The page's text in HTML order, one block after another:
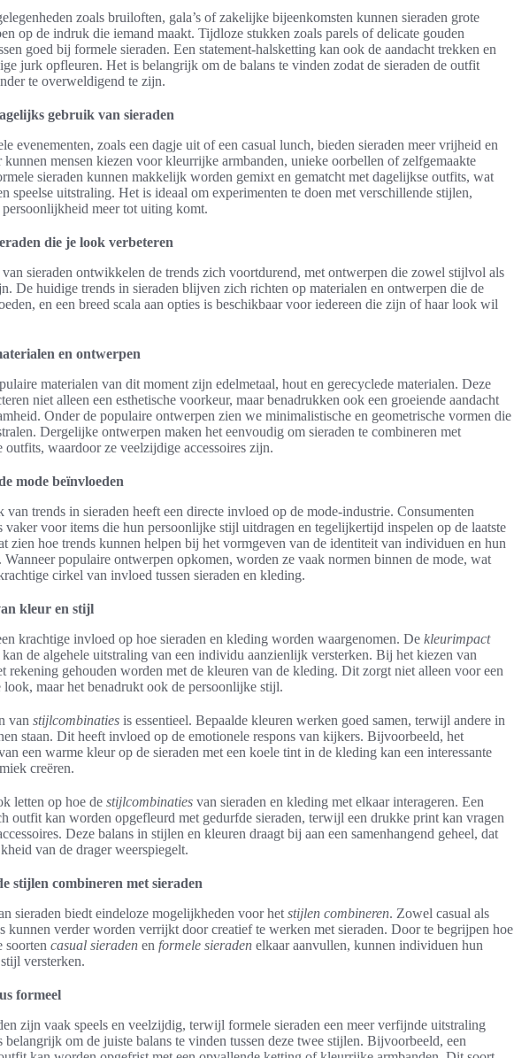
zoals bruiloften, gala’s of zakelijke bijeenkomsten kunnen sieraden grote
op de indruk die iemand maakt. Tijdloze stukken zoals parels of delicate gouden
goed bij formele sieraden. Een statement-halsketting kan ook de aandacht trekken en
jurk opfleuren. Het is belangrijk om de balans te vinden zodat de sieraden de outfit
te overweldigend te zijn.
gebruik van sieraden
evenementen, zoals een dagje uit of een casual lunch, bieden sieraden meer vrijheid en
mensen kiezen voor kleurrijke armbanden, unieke oorbellen of zelfgemaakte
sieraden kunnen makkelijk worden gemixt en gematcht met dagelijkse outfits, wat
speelse uitstraling. Het is ideaal om experimenten te doen met verschillende stijlen,
meer tot uiting komt.
die je look verbeteren
sieraden ontwikkelen de trends zich voortdurend, met ontwerpen die zowel stijlvol als
De huidige trends in sieraden blijven zich richten op materialen en ontwerpen die de
en een breed scala aan opties is beschikbaar voor iedereen die zijn of haar look wil
en ontwerpen
materialen van dit moment zijn edelmetaal, hout en gerecyclede materialen. Deze
niet alleen een esthetische voorkeur, maar benadrukken ook een groeiende aandacht
Onder de populaire ontwerpen zien we minimalistische en geometrische vormen die
Dergelijke ontwerpen maken het eenvoudig om sieraden te combineren met
outfits, waardoor ze veelzijdige accessoires zijn.
mode beïnvloeden
van trends in sieraden heeft een directe invloed op de mode-industrie. Consumenten
vaker voor items die hun persoonlijke stijl uitdragen en tegelijkertijd inspelen op de laatste
zien hoe trends kunnen helpen bij het vormgeven van de identiteit van individuen en hun
Wanneer populaire ontwerpen opkomen, worden ze vaak normen binnen de mode, wat
cirkel van invloed tussen sieraden en kleding.
kleur en stijl
krachtige invloed op hoe sieraden en kleding worden waargenomen. De kleurimpact
kan de algehele uitstraling van een individu aanzienlijk versterken. Bij het kiezen van
rekening gehouden worden met de kleuren van de kleding. Dit zorgt niet alleen voor een
look, maar het benadrukt ook de persoonlijke stijl.
van stijlcombinaties is essentieel. Bepaalde kleuren werken goed samen, terwijl andere in
staan. Dit heeft invloed op de emotionele respons van kijkers. Bijvoorbeeld, het
een warme kleur op de sieraden met een koele tint in de kleding kan een interessante
creëren.
letten op hoe de stijlcombinaties van sieraden en kleding met elkaar interageren. Een
outfit kan worden opgefleurd met gedurfde sieraden, terwijl een drukke print kan vragen
Deze balans in stijlen en kleuren draagt bij aan een samenhangend geheel, dat
van de drager weerspiegelt.
stijlen combineren met sieraden
sieraden biedt eindeloze mogelijkheden voor het stijlen combineren. Zowel casual als
kunnen verder worden verrijkt door creatief te werken met sieraden. Door te begrijpen hoe
soorten casual sieraden en formele sieraden elkaar aanvullen, kunnen individuen hun
versterken.
formeel
zijn vaak speels en veelzijdig, terwijl formele sieraden een meer verfijnde uitstraling
belangrijk om de juiste balans te vinden tussen deze twee stijlen. Bijvoorbeeld, een